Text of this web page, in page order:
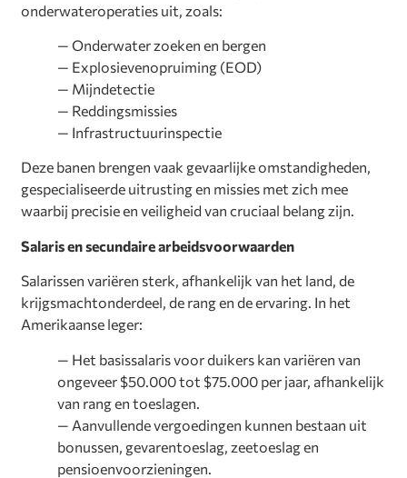
onderwateroperaties uit, zoals:
— Onderwater zoeken en bergen
— Explosievenopruiming (EOD)
— Mijndetectie
— Reddingsmissies
— Infrastructuurinspectie
Deze banen brengen vaak gevaarlijke omstandigheden,
gespecialiseerde uitrusting en missies met zich mee
waarbij precisie en veiligheid van cruciaal belang zijn.
Salaris en secundaire arbeidsvoorwaarden
Salarissen variëren sterk, afhankelijk van het land, de
krijgsmachtonderdeel, de rang en de ervaring. In het
Amerikaanse leger:
— Het basissalaris voor duikers kan variëren van
ongeveer $50.000 tot $75.000 per jaar, afhankelijk
van rang en toeslagen.
— Aanvullende vergoedingen kunnen bestaan uit
bonussen, gevarentoeslag, zeetoeslag en
pensioenvoorzieningen.